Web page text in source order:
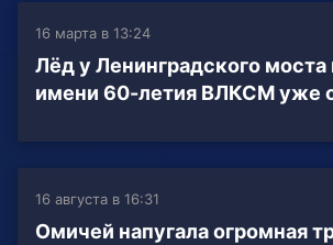
16 марта в 13:24
Лёд у Ленинградского моста
имени 60-летия ВЛКСМ уже
16 августа в 16:31
Омичей напугала огромная